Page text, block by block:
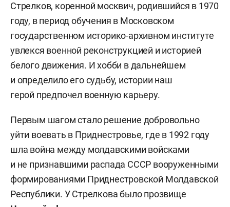
Стрелков, коренной москвич, родившийся в 1970
году, в период обучения в Московском
государственном историко-архивном институте
увлекся военной реконструкцией и историей
белого движения. И хобби в дальнейшем
и определило его судьбу, истории наш
герой предпочел военную карьеру.
Первым шагом стало решение добровольно
уйти воевать в Приднестровье, где в 1992 году
шла война между молдавскими войсками
и не признавшими распада СССР вооруженными
формированиями Приднестровской Молдавской
Республики. У Стрелкова было прозвище